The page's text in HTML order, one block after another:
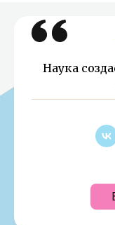
Наука